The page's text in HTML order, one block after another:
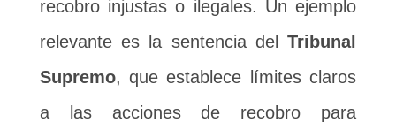
recobro injustas o ilegales. Un ejemplo
relevante es la sentencia delTribunal
Supremo, que establece límites claros
a las acciones de recobro para